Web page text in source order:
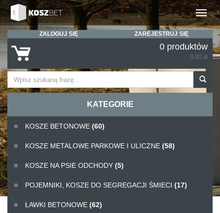
Rozwiń
ZALOGUJ SIĘ ZAREJESTRUJ SIĘ
0 produktów
0.00 zł
KATEGORIE
KOSZE BETONOWE (60)
KOSZE METALOWE PARKOWE I ULICZNE (58)
KOSZE NA PSIE ODCHODY (5)
POJEMNIKI, KOSZE DO SEGREGACJI ŚMIECI (17)
ŁAWKI BETONOWE (62)